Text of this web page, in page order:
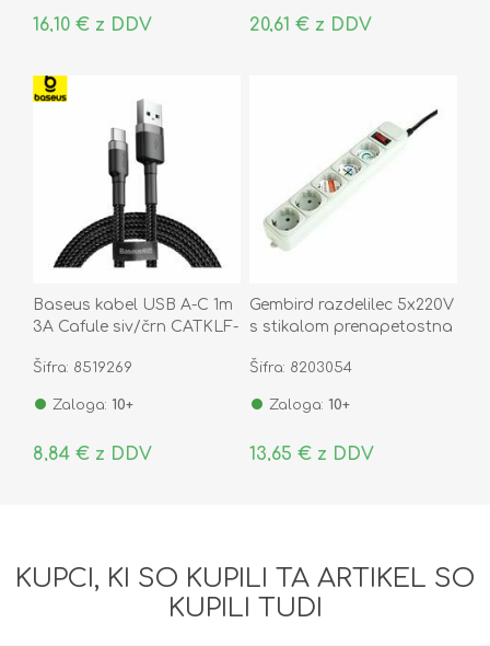
16,10 € z DDV 20,61 € z DDV
Baseus kabel USB A-C 1m
3A Cafule siv/črn CATKLF-
Šifra: 8519269
Zaloga: 10+
8,84 € z DDV
Gembird razdelilec 5x220V
s stikalom prenapetostna
10C
Šifra: 8203054
Zaloga: 10+
13,65 € z DDV
KUPCI, KI SO KUPILI TA ARTIKEL SO
KUPILI TUDI